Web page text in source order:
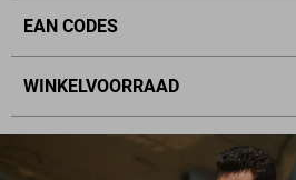
EAN CODES
WINKELVOORRAAD